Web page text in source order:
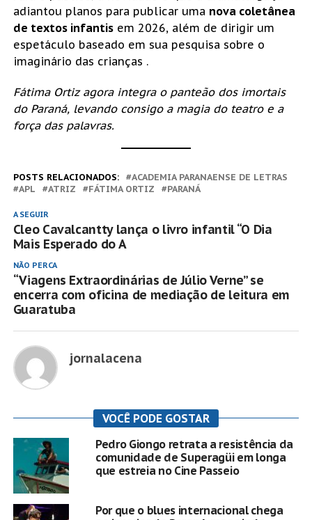
adiantou planos para publicar uma nova coletânea
de textos infantisem 2026, além de dirigir um
espetáculo baseado em sua pesquisa sobre o
imaginário das crianças .
Fátima Ortiz agora integra o panteão dos imortais
do Paraná, levando consigo a magia do teatro e a
força das palavras.
POSTS RELACIONADOS:
ACADEMIA PARANAENSE DE LETRAS
APL
ATRIZ FÁTIMA ORTIZ PARANÁ
A SEGUIR
Cleo Cavalcantty lança o livro infantil “O Dia
Mais Esperado do A
NÃO PERCA
“Viagens Extraordinárias de Júlio Verne” se
encerra com oficina de mediação de leitura em
Guaratuba
jornalacena
VOCÊ PODE GOSTAR
Pedro Giongo retrata a resistência da
comunidade de Superagüi em longa
que estreia no Cine Passeio
Por que o blues internacional chega